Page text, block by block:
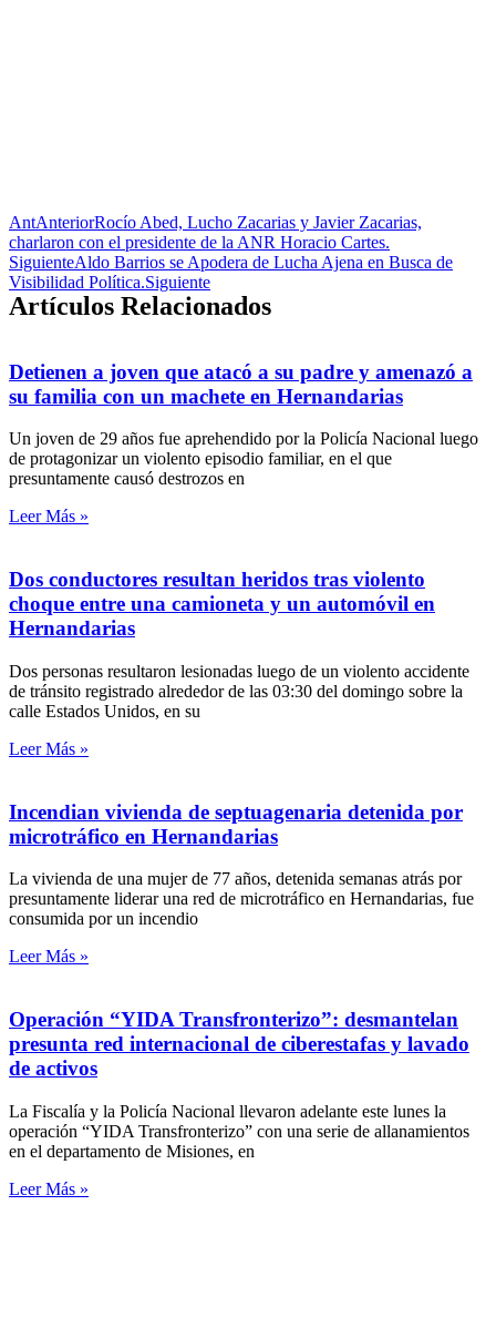
AntAnteriorRocío Abed, Lucho Zacarias y Javier Zacarias,
charlaron con el presidente de la ANR Horacio Cartes.
SiguienteAldo Barrios se Apodera de Lucha Ajena en Busca de
Visibilidad Política.Siguiente
Artículos Relacionados
Detienen a joven que atacó a su padre y amenazó a
su familia con un machete en Hernandarias
Un joven de 29 años fue aprehendido por la Policía Nacional luego
de protagonizar un violento episodio familiar, en el que
presuntamente causó destrozos en
Leer Más »
Dos conductores resultan heridos tras violento
choque entre una camioneta y un automóvil en
Hernandarias
Dos personas resultaron lesionadas luego de un violento accidente
de tránsito registrado alrededor de las 03:30 del domingo sobre la
calle Estados Unidos, en su
Leer Más »
Incendian vivienda de septuagenaria detenida por
microtráfico en Hernandarias
La vivienda de una mujer de 77 años, detenida semanas atrás por
presuntamente liderar una red de microtráfico en Hernandarias, fue
consumida por un incendio
Leer Más »
Operación “YIDA Transfronterizo”: desmantelan
presunta red internacional de ciberestafas y lavado
de activos
La Fiscalía y la Policía Nacional llevaron adelante este lunes la
operación “YIDA Transfronterizo” con una serie de allanamientos
en el departamento de Misiones, en
Leer Más »